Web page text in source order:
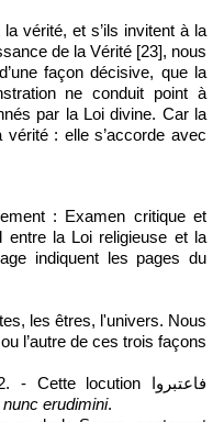
vérité, et s’ils invitent à la
de la Vérité [23], nous
façon décisive, que la
ne conduit point à
par la Loi divine. Car la
: elle s’accorde avec
: Examen critique et
entre la Loi religieuse et la
indiquent les pages du
les êtres, l'univers. Nous
l’autre de ces trois façons
- Cette locution فاعتبروا
nunc erudimini.